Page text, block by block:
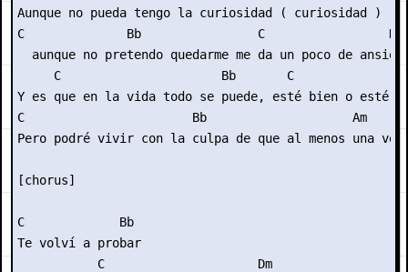
Aunque no pueda tengo la curiosidad ( curiosidad )
C              Bb                C                 Dm
aunque no pretendo quedarme me da un poco de
C                      Bb       C
Y es que en la vida todo se puede, esté bien o esté
C                       Bb                    Am
Pero podré vivir con la culpa de que al menos una
[chorus]
C             Bb
Te volví a probar
           C                     Dm